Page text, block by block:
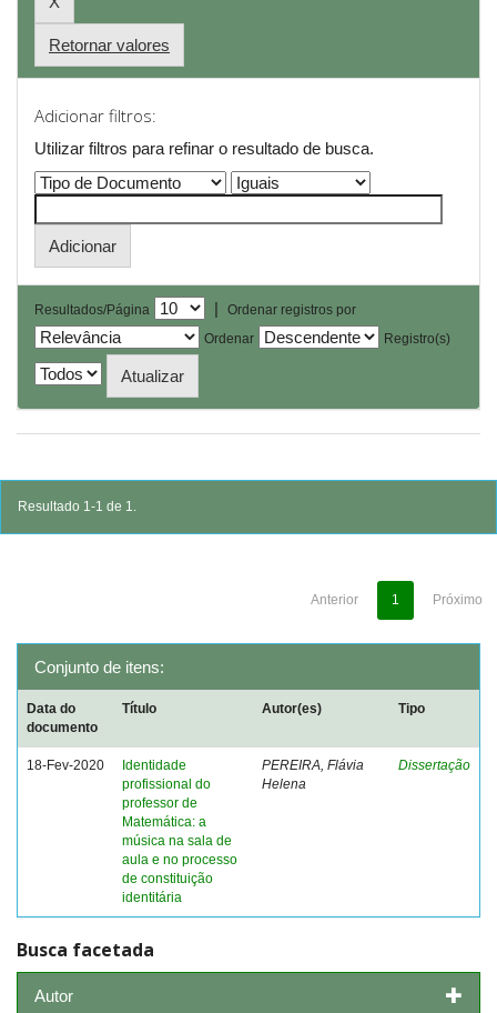
Retornar valores
Adicionar filtros:
Utilizar filtros para refinar o resultado de busca.
Resultados/Página |
Ordenar registros por
Ordenar
Registro(s)
Resultado 1-1 de 1.
Anterior 1 Próximo
Conjunto de itens:
Data do
documento
Título Autor(es) Tipo
18-Fev-2020
Identidade
profissional do
professor de
Matemática: a
música na sala de
aula e no processo
de constituição
identitária
PEREIRA, Flávia
Helena
Dissertação
Busca facetada
Autor